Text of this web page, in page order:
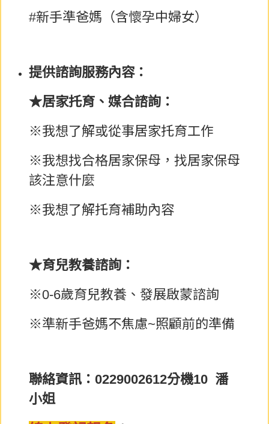
#新手準爸媽（含懷孕中婦女）
提供諮詢服務內容：
★居家托育、媒合諮詢：
※我想了解或從事居家托育工作
※我想找合格居家保母，找居家保母
該注意什麼
※我想了解托育補助內容
★育兒教養諮詢：
※0-6歲育兒教養、發展啟蒙諮詢
※準新手爸媽不焦慮~照顧前的準備
聯絡資訊：0229002612分機10 潘
小姐